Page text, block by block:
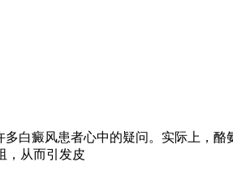
白癜风患者心中的疑问。实际上，
，从而引发皮